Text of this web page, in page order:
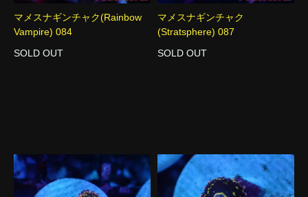
マメスナギンチャク(Rainbow
Vampire) 084
SOLD OUT
マメスナギンチャク
(Stratsphere) 087
SOLD OUT